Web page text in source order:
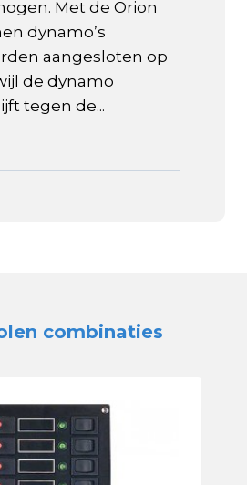
Met de Orion
dynamo’s
aangesloten op
de dynamo
tegen de...
combinaties